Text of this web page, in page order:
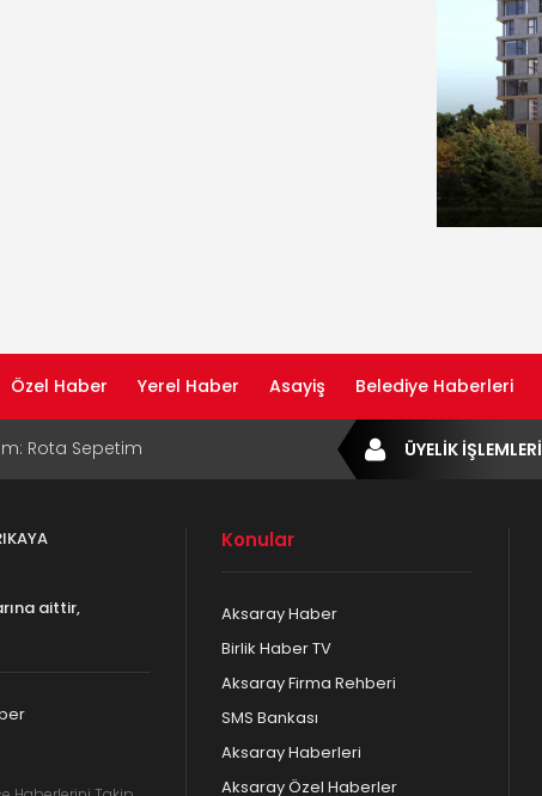
Özel Haber Yerel Haber Asayiş Belediye Haberleri
Rota Sepetim
ve Yapay Zeka
Başladı | Hızlı ve Akıllı
ÜYELİK İŞLEMLERİ
aittir,
Konular
Aksaray Haber
Birlik Haber TV
Aksaray Firma Rehberi
SMS Bankası
Aksaray Haberleri
Aksaray Özel Haberler